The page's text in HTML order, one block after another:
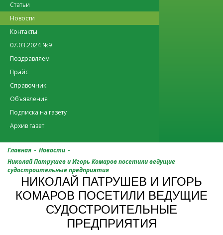
Статьи
Новости
Контакты
07.03.2024 №9
Поздравляем
Прайс
Справочник
Объявления
Подписка на газету
Архив газет
Главная - Новости -
Николай Патрушев и Игорь Комаров посетили ведущие
судостроительные предприятия
НИКОЛАЙ ПАТРУШЕВ И ИГОРЬ
КОМАРОВ ПОСЕТИЛИ ВЕДУЩИЕ
СУДОСТРОИТЕЛЬНЫЕ
ПРЕДПРИЯТИЯ